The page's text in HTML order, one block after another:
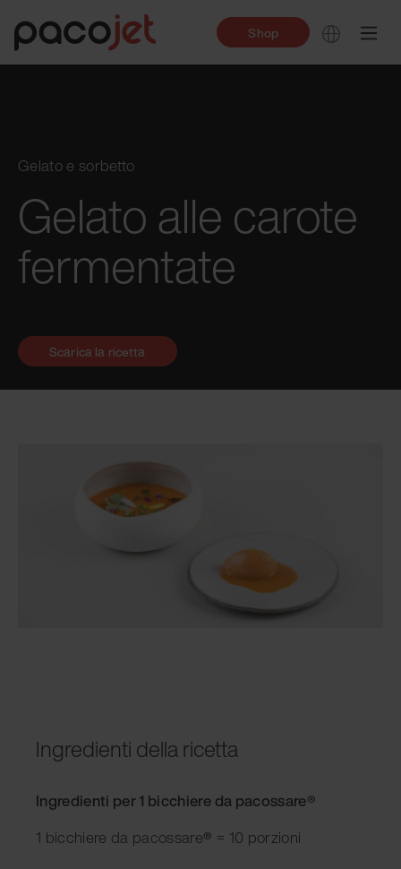
Shop
Gelato e sorbetto
Gelato alle carote
fermentate
Ingredienti della ricetta
Ingredienti per 1 bicchiere da pacossare®
1 bicchiere da pacossare® = 10 porzioni
Scarica la ricetta